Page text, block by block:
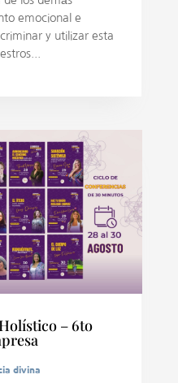
emocional e
y utilizar esta
– 6to
divina